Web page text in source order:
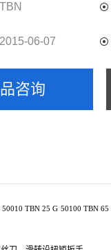
TBN
2015-06-07
咨询
50010 TBN 25 G 50100 TBN 65